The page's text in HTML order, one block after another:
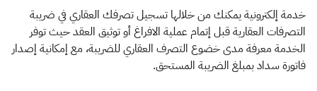
الزكاة الجمارك
ضريبة القيمة المضافة
الإقرار الضريبي
التصرفات العقارية
خدمة إلكترونية يمكنك من خلالها تسجيل تصرفك العقاري في ضريبة
التصرفات العقارية قبل إتمام عملية الافراغ أو توثيق العقد حيث توفر
الخدمة معرفة مدى خضوع التصرف العقاري للضريبة، مع إمكانية إصدار
فاتورة سداد بمبلغ الضريبة المستحق.